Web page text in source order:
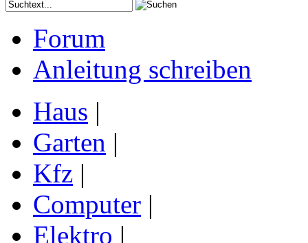
Forum
Anleitung schreiben
Haus |
Garten |
Kfz |
Computer |
Elektro |